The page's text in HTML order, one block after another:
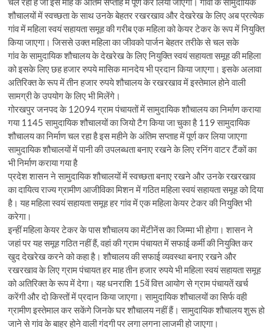
शौचालयों में स्वच्छता के साथ उनके बेहतर रखरखाव और देखरेख के लिए अब प्रत्येक
गांव में महिला स्वयं सहायता समूह की गरीब एक महिला को केयर टेकर के रूप में नियुक्ति
किया जाएगा। जिससे उक्त महिला का जीवको पार्जन बेहतर तरीके से चल सके
गांव के सामुदायिक शौचालय के देखरेख के लिए नियुक्ति स्वयं सहायता समूह की महिला
को इसके लिए छह हजार रुपये मासिक मानदेय भी प्रदान किया जाएगा। इसके अलावा
अतिरिक्त के रूप में तीन हजार रुपये शौचालय के रखरखाव में इस्तेमाल होने वाली
सामग्री के उपयोग के लिए भी मिलेंगे।
गोरखपुर जनपद के 12094 ग्राम पंचायतों में सामुदायिक शौचालय का निर्माण कराया
गया 1145 सामुदायिक शौचालयों का जियो टैग किया जा चुका है 119 सामुदायिक
शौचालय का निर्माण चल रहा है इस महीने के अंतिम सप्ताह में पूर्ण कर लिया जाएगा
सामुदायिक शौचालयों में पानी की उपलब्धता बनाए रखने के लिए रनिंग वाटर टैंकों का
भी निर्माण कराया गया है
प्रदेश शासन ने सामुदायिक शौचालयों में स्वच्छता बनाए रखने और उनके रखरखाव
का दायित्व राज्य ग्रामीण आजीविका मिशन में गठित महिला स्वयं सहायता समूह को दिया
है। यह महिला स्वयं सहायता समूह हर गांव में एक महिला केयर टेकर की नियुक्ति भी
करेगा।
इन्हीं महिला केयर टेकर के पास शौचालय का मेंटीनेंस का जिम्मा भी होगा। शासन ने
जहां पर यह समूह गठित नहीं हैं, वहां की ग्राम पंचायत में सफाई कर्मी की नियुक्ति कर
खुद देखरेख करने को कहा है। शौचालय की सफाई व्यवस्था बनाए रखने और
रखरखाव के लिए ग्राम पंचायत हर माह तीन हजार रुपये भी महिला स्वयं सहायता समूह
को अतिरिक्त के रूप में देगा। यह धनराशि 15वें वित्त आयोग से ग्राम पंचायतें खर्च
करेंगी और दो किस्तों में प्रदान किया जाएगा। सामुदायिक शौचालयों का सिर्फ वही
ग्रामीण इस्तेमाल कर सकेंगे जिनके घर शौचालय नहीं हैं। सामुदायिक शौचालय शुरू हो
जाने से गांव के बाहर होने वाली गंदगी पर लगा लगना लाजमी हो जाएगा।